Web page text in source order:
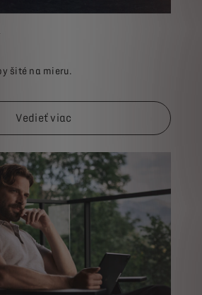
šité na mieru.
Vedieť viac